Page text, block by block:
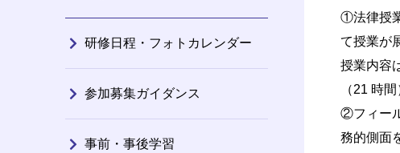
①法律授
て授業が
授業内容
（21 時間
②フィー
務的側面
研修日程・フォトカレンダー
参加募集ガイダンス
事前・事後学習